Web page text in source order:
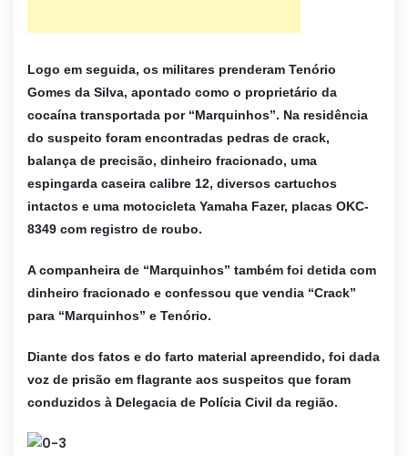
Logo em seguida, os militares prenderam Tenório
Gomes da Silva, apontado como o proprietário da
cocaína transportada por “Marquinhos”. Na residência
do suspeito foram encontradas pedras de crack,
balança de precisão, dinheiro fracionado, uma
espingarda caseira calibre 12, diversos cartuchos
intactos e uma motocicleta Yamaha Fazer, placas OKC-
8349 com registro de roubo.
A companheira de “Marquinhos” também foi detida com
dinheiro fracionado e confessou que vendia “Crack”
para “Marquinhos” e Tenório.
Diante dos fatos e do farto material apreendido, foi dada
voz de prisão em flagrante aos suspeitos que foram
conduzidos à Delegacia de Polícia Civil da região.